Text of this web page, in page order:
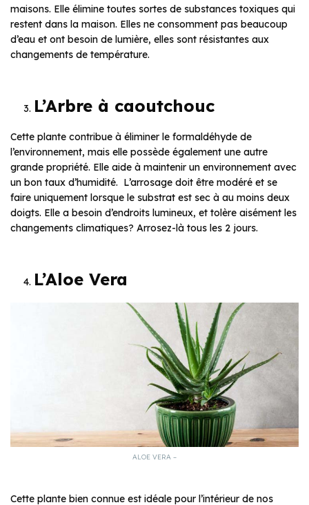
maisons. Elle élimine toutes sortes de substances toxiques qui
restent dans la maison. Elles ne consomment pas beaucoup
d’eau et ont besoin de lumière, elles sont résistantes aux
changements de température.
L’Arbre à caoutchouc
Cette plante contribue à éliminer le formaldéhyde de
l’environnement, mais elle possède également une autre
grande propriété. Elle aide à maintenir un environnement avec
un bon taux d’humidité. L’arrosage doit être modéré et se
faire uniquement lorsque le substrat est sec à au moins deux
doigts. Elle a besoin d’endroits lumineux, et tolère aisément les
changements climatiques? Arrosez-là tous les 2 jours.
L’Aloe Vera
ALOE VERA –
Cette plante bien connue est idéale pour l’intérieur de nos